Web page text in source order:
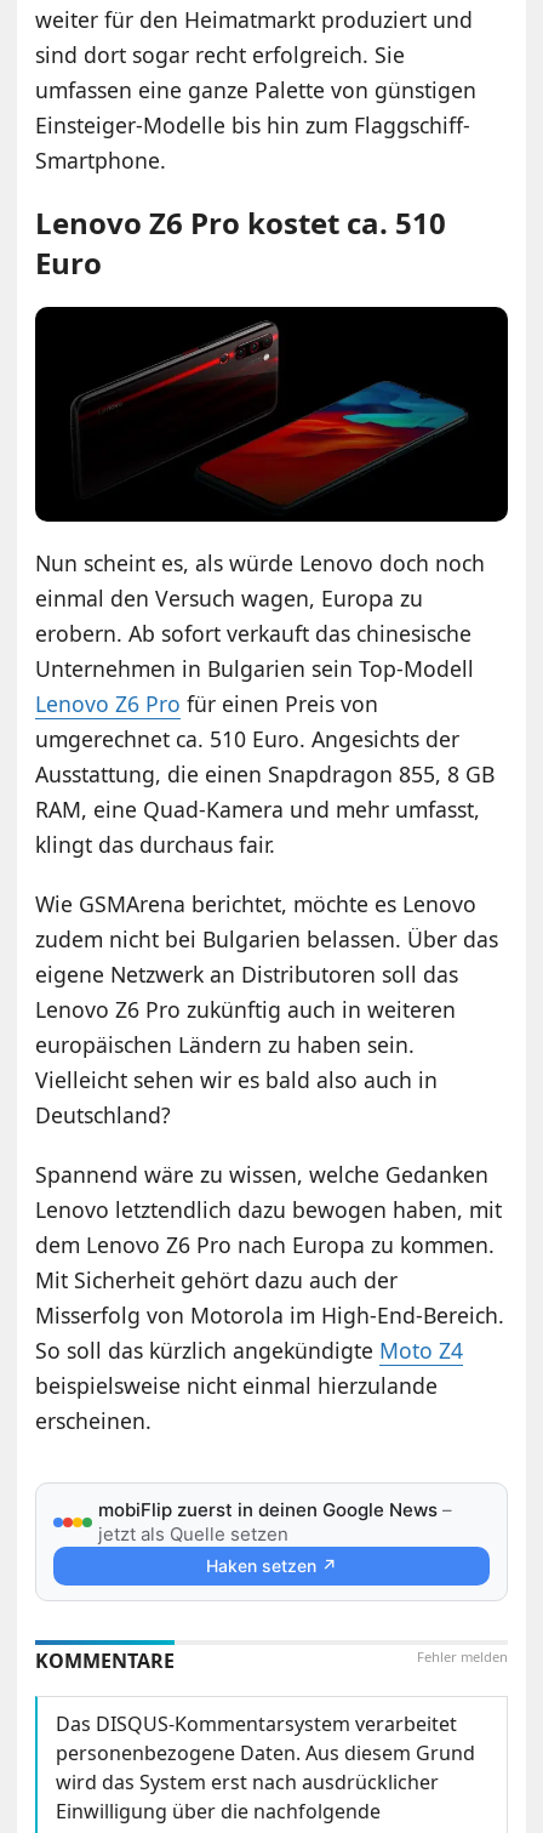
weiter für den Heimatmarkt produziert und
sind dort sogar recht erfolgreich. Sie
umfassen eine ganze Palette von günstigen
Einsteiger-Modelle bis hin zum Flaggschiff-
Smartphone.
Lenovo Z6 Pro kostet ca. 510
Euro
Nun scheint es, als würde Lenovo doch noch
einmal den Versuch wagen, Europa zu
erobern. Ab sofort verkauft das chinesische
Unternehmen in Bulgarien sein Top-Modell
Lenovo Z6 Pro für einen Preis von
umgerechnet ca. 510 Euro. Angesichts der
Ausstattung, die einen Snapdragon 855, 8 GB
RAM, eine Quad-Kamera und mehr umfasst,
klingt das durchaus fair.
Wie GSMArena berichtet, möchte es Lenovo
zudem nicht bei Bulgarien belassen. Über das
eigene Netzwerk an Distributoren soll das
Lenovo Z6 Pro zukünftig auch in weiteren
europäischen Ländern zu haben sein.
Vielleicht sehen wir es bald also auch in
Deutschland?
Spannend wäre zu wissen, welche Gedanken
Lenovo letztendlich dazu bewogen haben, mit
dem Lenovo Z6 Pro nach Europa zu kommen.
Mit Sicherheit gehört dazu auch der
Misserfolg von Motorola im High-End-Bereich.
So soll das kürzlich angekündigte Moto Z4
beispielsweise nicht einmal hierzulande
erscheinen.
mobiFlip zuerst in deinen Google News –
jetzt als Quelle setzen
Haken setzen ↗
Fehler melden
KOMMENTARE
Das DISQUS-Kommentarsystem verarbeitet
personenbezogene Daten. Aus diesem Grund
wird das System erst nach ausdrücklicher
Einwilligung über die nachfolgende